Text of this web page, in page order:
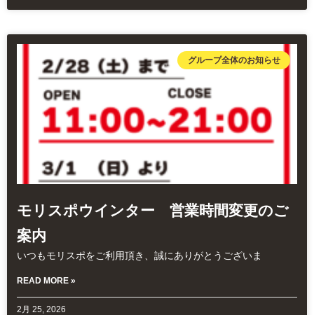
グループ全体のお知らせ
モリスポウインター 営業時間変更のご
案内
いつもモリスポをご利用頂き、誠にありがとうございま
READ MORE »
2月 25, 2026